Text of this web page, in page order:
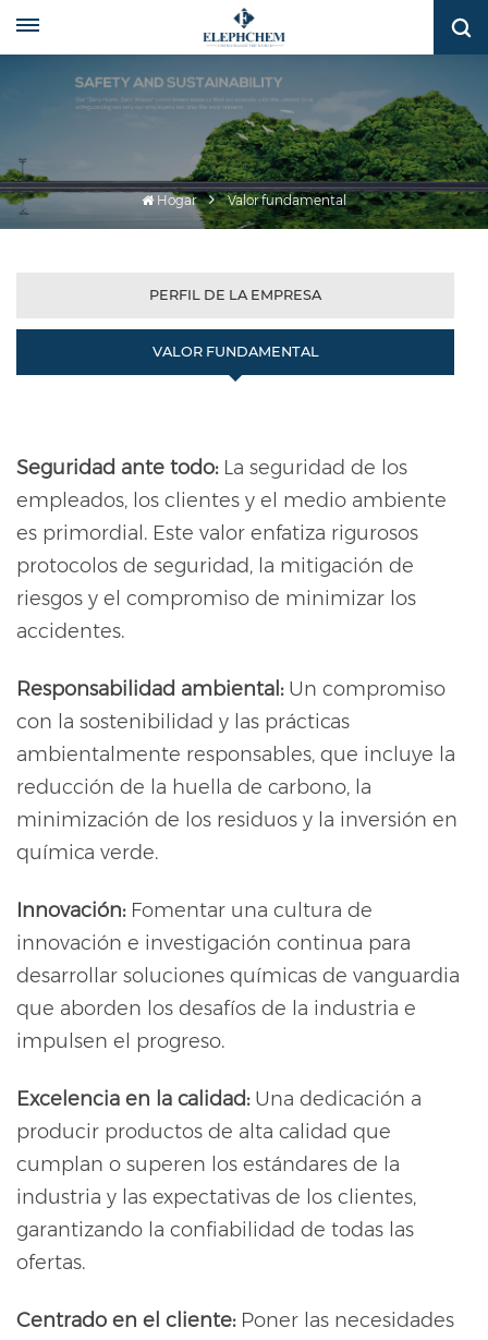
Hogar Valor fundamental
PERFIL DE LA EMPRESA
VALOR FUNDAMENTAL
Seguridad ante todo: La seguridad de los
empleados, los clientes y el medio ambiente
es primordial. Este valor enfatiza rigurosos
protocolos de seguridad, la mitigación de
riesgos y el compromiso de minimizar los
accidentes.
Responsabilidad ambiental:Un compromiso
con la sostenibilidad y las prácticas
ambientalmente responsables, que incluye la
reducción de la huella de carbono, la
minimización de los residuos y la inversión en
química verde.
Innovación: Fomentar una cultura de
innovación e investigación continua para
desarrollar soluciones químicas de vanguardia
que aborden los desafíos de la industria e
impulsen el progreso.
Excelencia en la calidad: Una dedicación a
producir productos de alta calidad que
cumplan o superen los estándares de la
industria y las expectativas de los clientes,
garantizando la confiabilidad de todas las
ofertas.
Centrado en el cliente: Poner las necesidades